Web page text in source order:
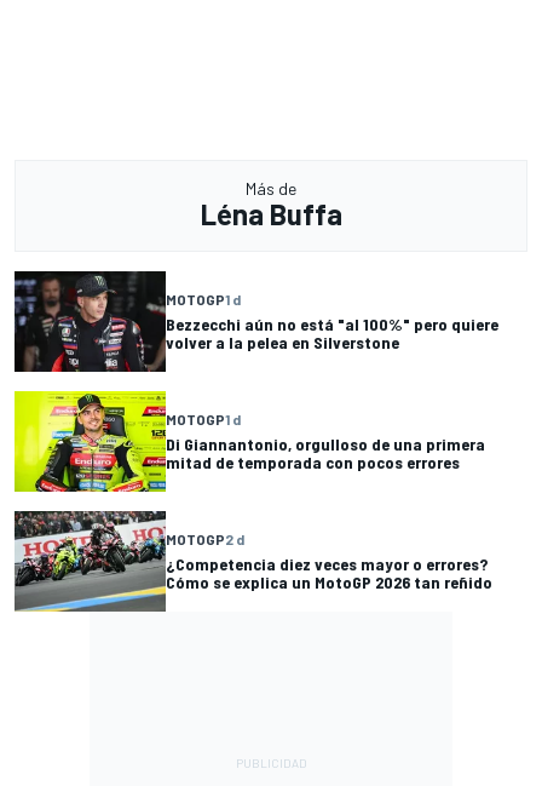
Más de
Léna Buffa
MOTOGP1 d
Bezzecchi aún no está "al 100%" pero quiere
volver a la pelea en Silverstone
MOTOGP1 d
Di Giannantonio, orgulloso de una primera
mitad de temporada con pocos errores
MOTOGP2 d
¿Competencia diez veces mayor o errores?
Cómo se explica un MotoGP 2026 tan reñido